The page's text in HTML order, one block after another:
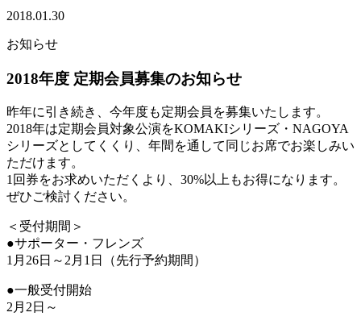
2018.01.30
お知らせ
2018年度 定期会員募集のお知らせ
昨年に引き続き、今年度も定期会員を募集いたします。
2018年は定期会員対象公演をKOMAKIシリーズ・NAGOYA
シリーズとしてくくり、年間を通して同じお席でお楽しみい
ただけます。
1回券をお求めいただくより、30%以上もお得になります。
ぜひご検討ください。
＜受付期間＞
●サポーター・フレンズ
1月26日～2月1日（先行予約期間）
●一般受付開始
2月2日～